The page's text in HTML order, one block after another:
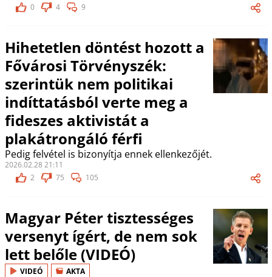
0
4 9
Hihetetlen döntést hozott a
Fővárosi Törvényszék:
szerintük nem politikai
indíttatásból verte meg a
fideszes aktivistát a
plakátrongáló férfi
Pedig felvétel is bizonyítja ennek ellenkezőjét.
2026.02.28 21:11
2
75 105
Magyar Péter tisztességes
versenyt ígért, de nem sok
lett belőle (VIDEÓ)
VIDEÓ AKTA